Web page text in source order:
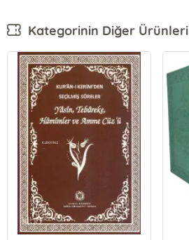
Kategorinin Diğer Ürünleri